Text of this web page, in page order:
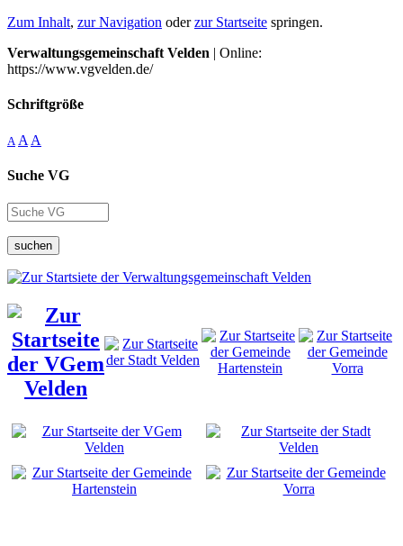
Zum Inhalt, zur Navigation oderzur Startseite springen.
Verwaltungsgemeinschaft Velden | Online:
https://www.vgvelden.de/
Schriftgröße
A A A
Suche VG
suchen